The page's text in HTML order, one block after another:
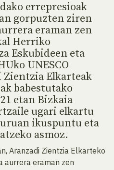
errepresioak
gorpuzten ziren
eraman zen
Herriko
Eskubideen eta
UNESCO
Elkarteak
babestutako
etan Bizkaia
ugari elkartu
ikuspuntu eta
asmoz.
Aranzadi Zientzia Elkarteko
aurrera eraman zen